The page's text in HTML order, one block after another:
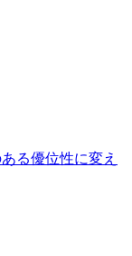
る優位性に変え